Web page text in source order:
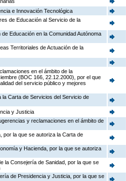
e Innovación Tecnológica
de Educación al Servicio de la
Educación en la Comunidad Autónoma
Territoriales de Actuación de la
en el ámbito de la
(BOC 166, 22.12.2000), por el que
del servicio público y mejores
la Carta de Servicios del Servicio de
y Justicia
y reclamaciones en el ámbito de
por la que se autoriza la Carta de
y Hacienda, por la que se autoriza
la Consejería de Sanidad, por la que se
de Presidencia y Justicia, por la que se